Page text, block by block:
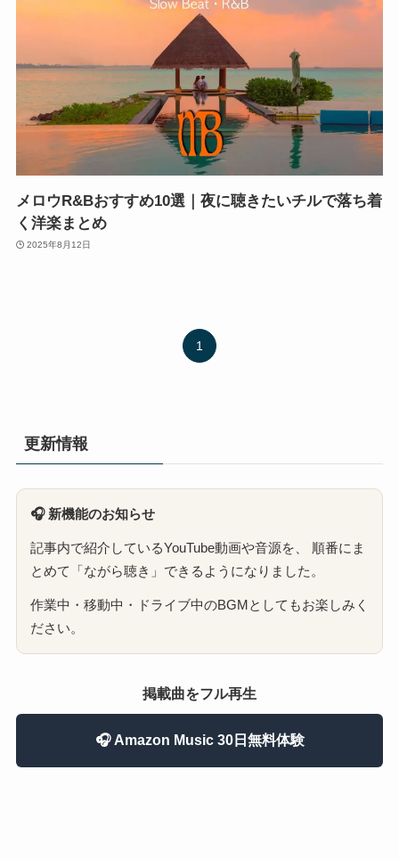
メロウR&Bおすすめ10選｜夜に聴きたいチルで落ち着
く洋楽まとめ
2025年8月12日
1
更新情報
🎧 新機能のお知らせ
記事内で紹介しているYouTube動画や音源を、 順番にま
とめて「ながら聴き」できるようになりました。
作業中・移動中・ドライブ中のBGMとしてもお楽しみく
ださい。
掲載曲をフル再生
🎧 Amazon Music 30日無料体験